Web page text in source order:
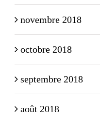
novembre 2018
octobre 2018
septembre 2018
août 2018